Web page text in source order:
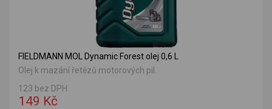
FIELDMANN MOL Dynamic Forest olej 0,6 L
Olej k mazání řetězů motorových pil.
123 bez DPH
149 Kč